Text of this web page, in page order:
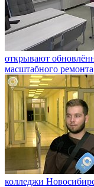
открывают
масштабного ремонта
колледжи